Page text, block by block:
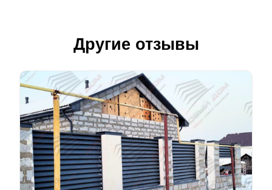
Другие отзывы